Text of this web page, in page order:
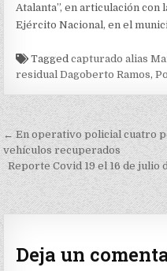
Atalanta”, en articulación con
Ejército Nacional, en el
Taggedcapturado alias
residual Dagoberto Ramos,
Navegación
de
entradas
← En operativo policial cuatro
vehículos recuperados
Reporte Covid 19 el 16 de julio
Deja un